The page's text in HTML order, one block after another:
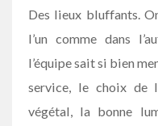
Des lieux bluffants.
l’un comme dans
l’équipe sait si bien
service, le choix de
végétal, la bonne